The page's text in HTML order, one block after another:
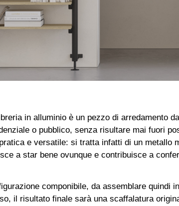
in alluminio è un pezzo di arredamento
o pubblico, senza risultare mai fuori
e versatile: si tratta infatti di un metallo
a star bene ovunque e contribuisce a
componibile, da assemblare quindi
il risultato finale sarà una scaffalatura